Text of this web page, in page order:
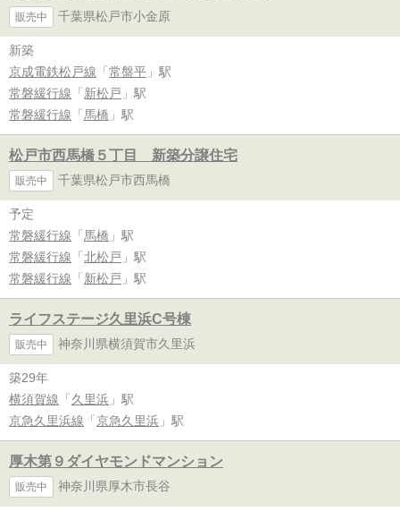
販売中 千葉県松戸市小金原
新築
京成電鉄松戸線 「 常盤平 」駅
常磐緩行線 「 新松戸 」駅
常磐緩行線 「 馬橋 」駅
松戸市西馬橋５丁目 新築分譲住宅
販売中 千葉県松戸市西馬橋
予定
常磐緩行線 「 馬橋 」駅
常磐緩行線 「 北松戸 」駅
常磐緩行線 「 新松戸 」駅
ライフステージ久里浜C号棟
販売中 神奈川県横須賀市久里浜
築29年
横須賀線 「 久里浜 」駅
京急久里浜線 「 京急久里浜 」駅
厚木第９ダイヤモンドマンション
販売中 神奈川県厚木市長谷